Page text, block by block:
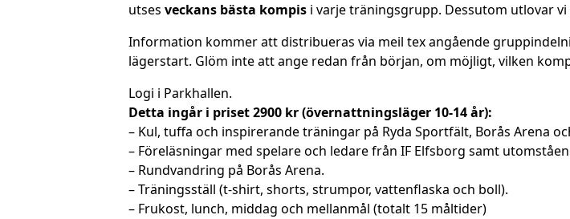
utses veckans bästa kompis i varje träningsgrupp. Dessutom utlovar
Information kommer att distribueras via meil tex angående
lägerstart. Glöm inte att ange redan från början, om möjligt, vilken
Logi i Parkhallen.
Detta ingår i priset 2900 kr (övernattningsläger 10-14 år):
– Kul, tuffa och inspirerande träningar på Ryda Sportfält, Borås Arena
– Föreläsningar med spelare och ledare från IF Elfsborg samt
– Rundvandring på Borås Arena.
– Träningsställ (t-shirt, shorts, strumpor, vattenflaska och boll).
– Frukost, lunch, middag och mellanmål (totalt 15 måltider)